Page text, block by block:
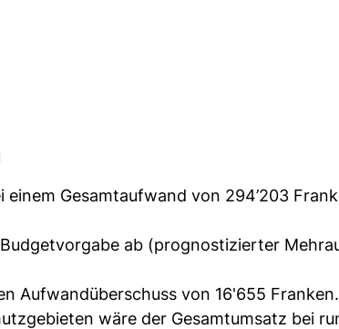
Gesamtaufwand von 294’203
ab (prognostizierter
Aufwandüberschuss von 16'655 Franken.
wäre der Gesamtumsatz bei